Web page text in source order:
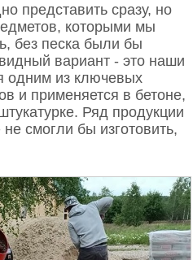
представить сразу, но
которыми мы
без песка были бы
вариант - это наши
одним из ключевых
и применяется в бетоне,
Ряд продукции
смогли бы изготовить,